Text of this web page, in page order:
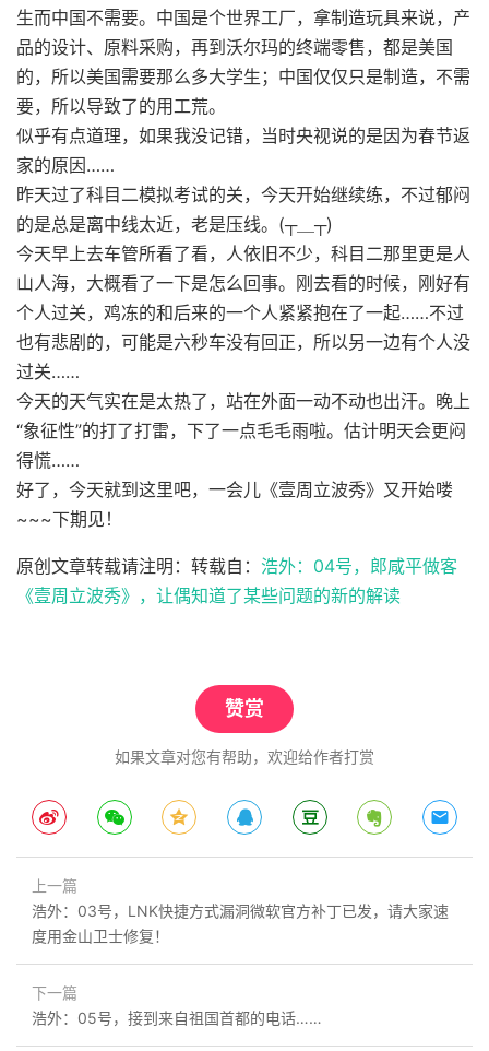
生而中国不需要。中国是个世界工厂，拿制造玩具来说，产
品的设计、原料采购，再到沃尔玛的终端零售，都是美国
的，所以美国需要那么多大学生；中国仅仅只是制造，不需
要，所以导致了的用工荒。
似乎有点道理，如果我没记错，当时央视说的是因为春节返
家的原因……
昨天过了科目二模拟考试的关，今天开始继续练，不过郁闷
的是总是离中线太近，老是压线。(┬＿┬)
今天早上去车管所看了看，人依旧不少，科目二那里更是人
山人海，大概看了一下是怎么回事。刚去看的时候，刚好有
个人过关，鸡冻的和后来的一个人紧紧抱在了一起……不过
也有悲剧的，可能是六秒车没有回正，所以另一边有个人没
过关……
今天的天气实在是太热了，站在外面一动不动也出汗。晚上
“象征性”的打了打雷，下了一点毛毛雨啦。估计明天会更闷
得慌……
好了，今天就到这里吧，一会儿《壹周立波秀》又开始喽
~~~下期见！
原创文章转载请注明：转载自： 浩外：04号，郎咸平做客
《壹周立波秀》，让偶知道了某些问题的新的解读
赞赏
如果文章对您有帮助，欢迎给作者打赏
上一篇
浩外：03号，LNK快捷方式漏洞微软官方补丁已发，请大家速
度用金山卫士修复！
下一篇
浩外：05号，接到来自祖国首都的电话……